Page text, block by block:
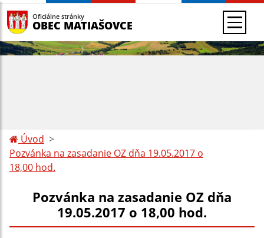
Oficiálne stránky
OBEC MATIAŠOVCE
Úvod
Pozvánka na zasadanie OZ dňa 19.05.2017 o
18,00 hod.
Pozvánka na zasadanie OZ dňa
19.05.2017 o 18,00 hod.